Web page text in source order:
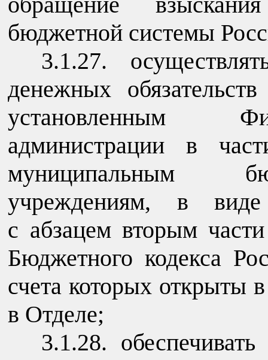
бюджетной системы
3.1.27.
денежных
установленным
администрации в
муниципальным
учреждениям, в
с абзацем вторым
Бюджетного кодекса
счета которых открыты
в Отделе;
3.1.28.